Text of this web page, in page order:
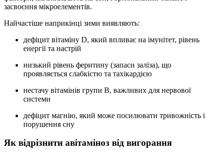
засвоєння мікроелементів.
Найчастіше наприкінці зими виявляють:
дефіцит вітаміну D, який впливає на імунітет, рівень
енергії та настрій
низький рівень феритину (запаси заліза), що
проявляється слабкістю та тахікардією
нестачу вітамінів групи B, важливих для нервової
системи
дефіцит магнію, який може посилювати тривожність і
порушення сну
Як відрізнити авітаміноз від вигорання